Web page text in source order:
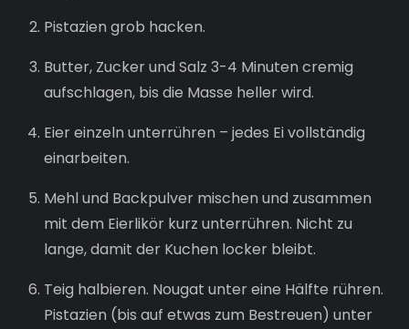
Pistazien grob hacken.
Butter, Zucker und Salz 3-4 Minuten cremig
aufschlagen, bis die Masse heller wird.
Eier einzeln unterrühren – jedes Ei vollständig
einarbeiten.
Mehl und Backpulver mischen und zusammen
mit dem Eierlikör kurz unterrühren. Nicht zu
lange, damit der Kuchen locker bleibt.
Teig halbieren. Nougat unter eine Hälfte rühren.
Pistazien (bis auf etwas zum Bestreuen) unter